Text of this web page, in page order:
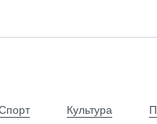
Культура